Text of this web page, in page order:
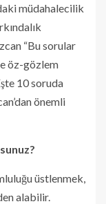
müdahalecilik
“Bu sorular
öz-gözlem
10 soruda
önemli
üstlenmek,
alabilir.